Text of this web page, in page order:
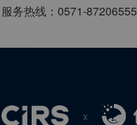
服务热线： 0571-87206555
x